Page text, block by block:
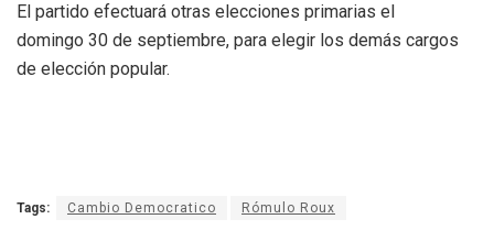
El partido efectuará otras elecciones primarias el
domingo 30 de septiembre, para elegir los demás cargos
de elección popular.
Tags: Cambio Democratico Rómulo Roux